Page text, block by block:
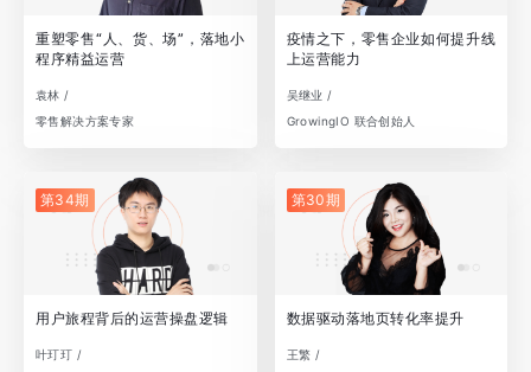
重塑零售“人、货、场”，落地小
程序精益运营
袁林 /
零售解决方案专家
疫情之下，零售企业如何提升线
上运营能力
吴继业 /
GrowingIO 联合创始人
第34期
用户旅程背后的运营操盘逻辑
叶玎玎 /
第30期
数据驱动落地页转化率提升
王繁 /